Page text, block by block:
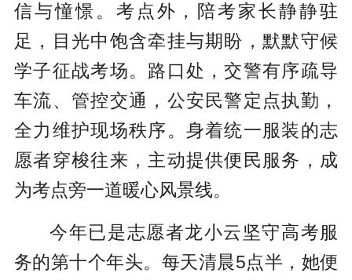
信与憧憬。考点外，陪考家长静静驻
足，目光中饱含牵挂与期盼，默默守候
学子征战考场。路口处，交警有序疏导
车流、管控交通，公安民警定点执勤，
全力维护现场秩序。身着统一服装的志
愿者穿梭往来，主动提供便民服务，成
为考点旁一道暖心风景线。
今年已是志愿者龙小云坚守高考服
务的第十个年头。每天清晨5点半，她便